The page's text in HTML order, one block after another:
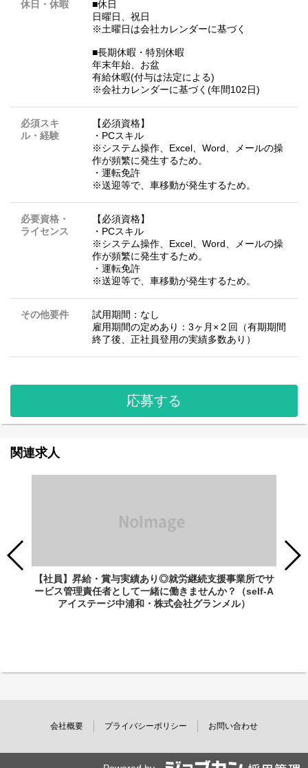
休日・休暇
■休日
日曜日、祝日
※土曜日は会社カレンダーに基づく
■長期休暇・特別休暇
年末年始、お盆
有給休暇(付与は法定による)
※会社カレンダーに基づく(年間102日)
必須スキ
ル・経験
【必須資格】
・PCスキル
※システム操作、Excel、Word、メールの操
作が頻繁に発生するため。
・運転免許
※送迎等で、車移動が発生するため。
必要資格・
ライセンス
【必須資格】
・PCスキル
※システム操作、Excel、Word、メールの操
作が頻繁に発生するため。
・運転免許
※送迎等で、車移動が発生するため。
その他要件
試用期間：なし
雇用期間の定めあり：3ヶ月×２回（有期期間
終了後、正社員登用の実績多数あり）
応募する
関連求人
【社員】昇給・賞与実績あり◎就労継続支援事業所でサ
ービス管理責任者として一緒に働きませんか？（self-A
アイステージ中浦和・株式会社グランメル）
会社概要 プライバシーポリシー お問い合わせ